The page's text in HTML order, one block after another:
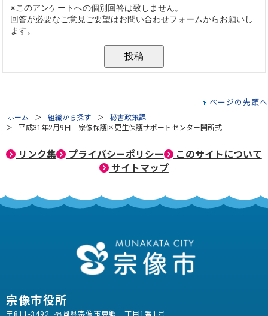
ページの先頭へ
ホーム 組織から探す
秘書政策課
平成31年2月9日 宗像保護区更生保護サポートセンター開所式
リンク集 プライバシーポリシー
このサイトについて
サイトマップ
宗像市役所
〒811-3492 福岡県宗像市東郷一丁目1番1号